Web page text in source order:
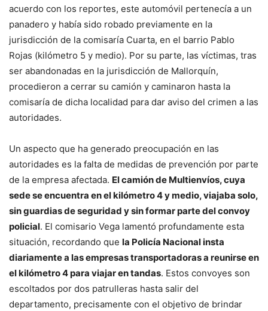
acuerdo con los reportes, este automóvil pertenecía a un
panadero y había sido robado previamente en la
jurisdicción de la comisaría Cuarta, en el barrio Pablo
Rojas (kilómetro 5 y medio). Por su parte, las víctimas, tras
ser abandonadas en la jurisdicción de Mallorquín,
procedieron a cerrar su camión y caminaron hasta la
comisaría de dicha localidad para dar aviso del crimen a las
autoridades.
Un aspecto que ha generado preocupación en las
autoridades es la falta de medidas de prevención por parte
de la empresa afectada. El camión de Multienvíos, cuya
sede se encuentra en el kilómetro 4 y medio, viajaba solo,
sin guardias de seguridad y sin formar parte del convoy
policial. El comisario Vega lamentó profundamente esta
situación, recordando que la Policía Nacional insta
diariamente a las empresas transportadoras a reunirse en
el kilómetro 4 para viajar en tandas. Estos convoyes son
escoltados por dos patrulleras hasta salir del
departamento, precisamente con el objetivo de brindar